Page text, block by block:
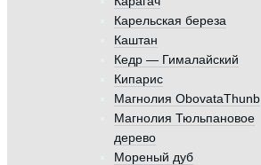
Карельская береза
Каштан
Кедр — Гималайский
Кипарис
Магнолия ObovataThunb
Магнолия Тюльпановое
дерево
Мореный дуб